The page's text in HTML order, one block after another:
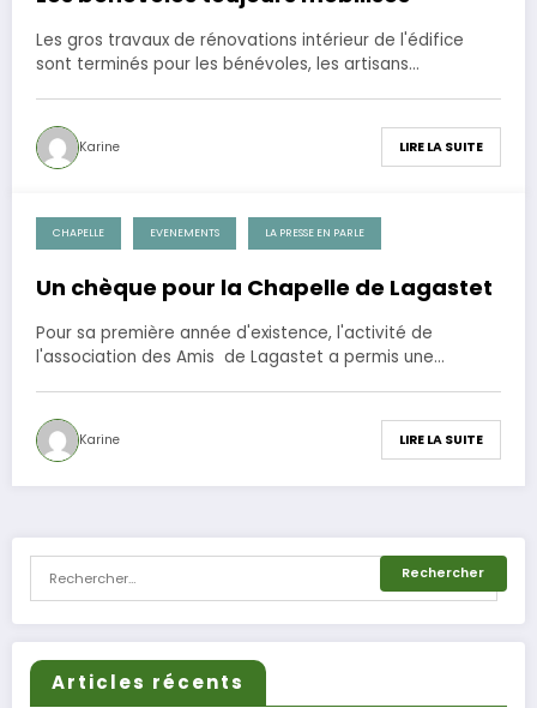
Les gros travaux de rénovations intérieur de l'édifice
sont terminés pour les bénévoles, les artisans…
Karine LIRE LA SUITE
1 mai 2012
CHAPELLE EVENEMENTS LA PRESSE EN PARLE
Un chèque pour la Chapelle de Lagastet
Pour sa première année d'existence, l'activité de
l'association des Amis de Lagastet a permis une…
Karine LIRE LA SUITE
Articles récents